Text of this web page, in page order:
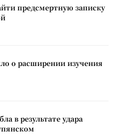
предсмертную записку
о расширении изучения
в результате удара